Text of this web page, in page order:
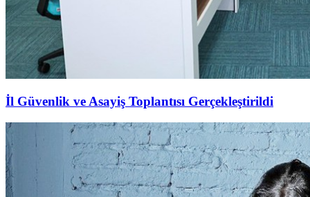
İl Güvenlik ve Asayiş Toplantısı Gerçekleştirildi